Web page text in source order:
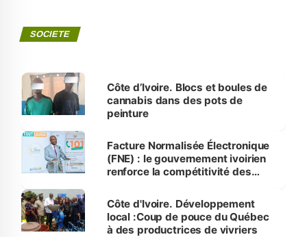
SOCIETE
Côte d’Ivoire. Blocs et boules de
cannabis dans des pots de
peinture
Facture Normalisée Électronique
(FNE) : le gouvernement ivoirien
renforce la compétitivité des
Côte d'Ivoire. Développement
local :Coup de pouce du Québec
à des productrices de vivriers